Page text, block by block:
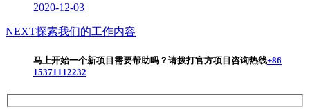
2020-12-03
NEXT探索我们的工作内容
马上开始一个新项目 需要帮助吗？请拨打官方项目咨询热线+86
15371112232